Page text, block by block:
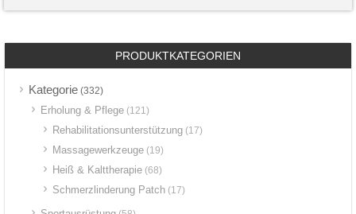
PRODUKTKATEGORIEN
Kategorie (332)
Erholung & Pflege (121)
Rehabilitationsunterstützung (17)
Massagewerkzeuge (19)
Heiß & Kalttherapie (68)
Schmerzlinderung Patch (17)